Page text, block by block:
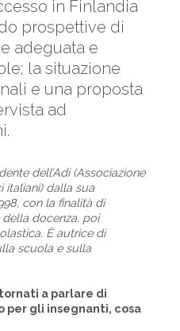
in Finlandia
prospettive di
adeguata e
la situazione
e una proposta
ad
dell’Adi (Associazione
italiani) dalla sua
con la finalità di
docenza, poi
È autrice di
scuola e sulla
a parlare di
per gli insegnanti, cosa